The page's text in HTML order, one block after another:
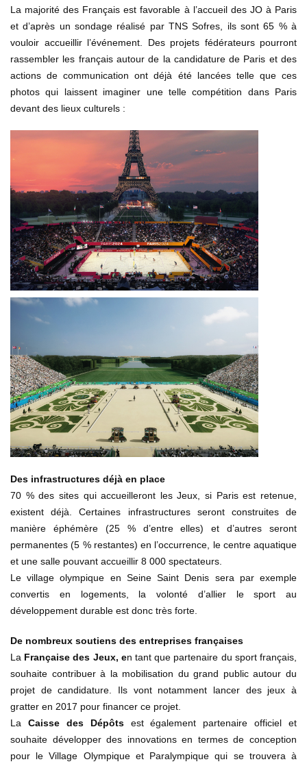
La majorité des Français est favorable à l’accueil des JO à Paris
et d’après un sondage réalisé par TNS Sofres, ils sont 65 % à
vouloir accueillir l’événement. Des projets fédérateurs pourront
rassembler les français autour de la candidature de Paris et des
actions de communication ont déjà été lancées telle que ces
photos qui laissent imaginer une telle compétition dans Paris
devant des lieux culturels :
Des infrastructures déjà en place
70 % des sites qui accueilleront les Jeux, si Paris est retenue,
existent déjà. Certaines infrastructures seront construites de
manière éphémère (25 % d’entre elles) et d’autres seront
permanentes (5 % restantes) en l’occurrence, le centre aquatique
et une salle pouvant accueillir 8 000 spectateurs.
Le village olympique en Seine Saint Denis sera par exemple
convertis en logements, la volonté d’allier le sport au
développement durable est donc très forte.
De nombreux soutiens des entreprises françaises
La Française des Jeux, en tant que partenaire du sport français,
souhaite contribuer à la mobilisation du grand public autour du
projet de candidature. Ils vont notamment lancer des jeux à
gratter en 2017 pour financer ce projet.
La Caisse des Dépôtsest également partenaire officiel et
souhaite développer des innovations en termes de conception
pour le Village Olympique et Paralympique qui se trouvera à